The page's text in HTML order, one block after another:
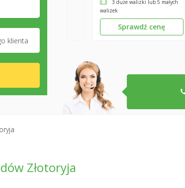
3 duże walizki lub 5 małych
walizek
Sprawdź cenę
Złotoryja